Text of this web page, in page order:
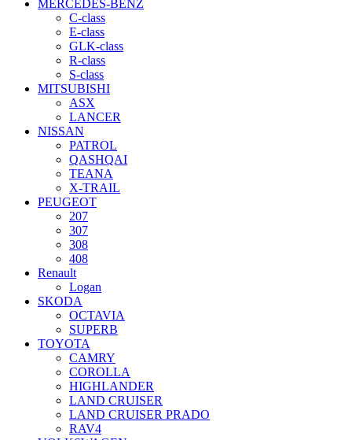
MERCEDES-BENZ
C-class
E-class
GLK-class
R-class
S-class
MITSUBISHI
ASX
LANCER
NISSAN
PATROL
QASHQAI
TEANA
X-TRAIL
PEUGEOT
207
307
308
408
Renault
Logan
SKODA
OCTAVIA
SUPERB
TOYOTA
CAMRY
COROLLA
HIGHLANDER
LAND CRUISER
LAND CRUISER PRADO
RAV4